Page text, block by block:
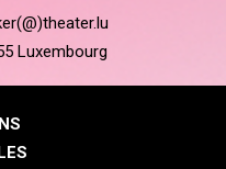
Luxembourg